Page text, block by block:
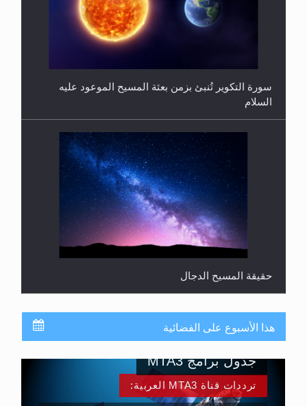
فتوى أمير المؤمنين الميرزا مسرور أحمد أيده الله في
أطفال الأنابيب وتحديد جنس المولود..
سورة التكوير تُنبئ بزمن بعثة المسيح الموعود عليه
السلام
حقيقة المسيح الدجال
هذا الأسبوع على الفضائية
HOTBIRD 13B: 7° WEST 11200MHZ 27500 V
جدول برامج MTA3